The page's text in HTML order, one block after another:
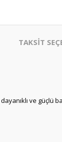
TAKSİT
ve güçlü